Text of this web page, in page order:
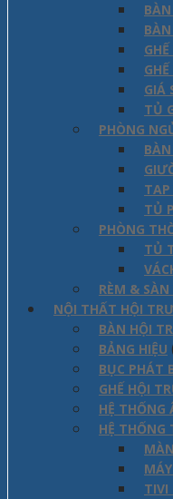
GIÁ
TỦ
PHÒNG
TỦ
PHÒNG
TỦ
RÈM &
NỘI THẤT HỘI
BÀN HỘI
BẢNG HIỆU
BỤC PHÁT
GHẾ HỘI
HỆ THỐNG
HỆ THỐNG
TIVI